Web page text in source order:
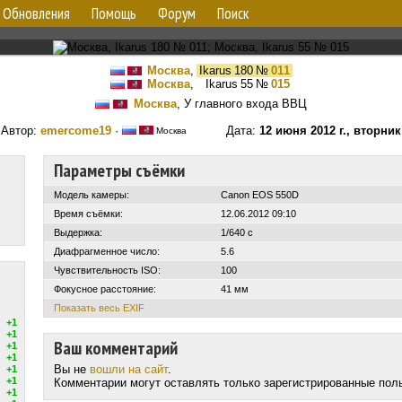
Обновления Помощь Форум Поиск
Москва, Ikarus 180№ 011
Москва, Ikarus 55№ 015
Москва, У главного входа ВВЦ
Автор: emercome19 · Москва Дата: 12 июня 2012 г., вторник
+1
+1
+1
+1
+1
+1
+1
Параметры съёмки
Модель камеры:
Canon EOS 550D
Время съёмки:
12.06.2012 09:10
Выдержка:
1/640 с
Диафрагменное число:
5.6
Чувствительность ISO:
100
Фокусное расстояние:
41 мм
Показать весь EXIF
Ваш комментарий
Вы не вошли на сайт.
Комментарии могут оставлять только зарегистрированные